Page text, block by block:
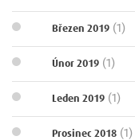
Březen 2019 (1)
Únor 2019 (1)
Leden 2019 (1)
Prosinec 2018 (1)